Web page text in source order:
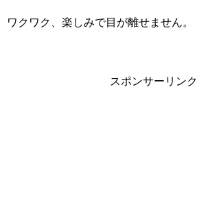
ワクワク、楽しみで目が離せません。
スポンサーリンク